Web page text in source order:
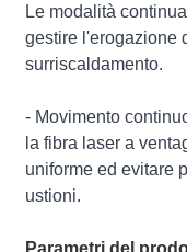
Le modalità
gestire l'erogazione
surriscaldamento.
- Movimento
la fibra laser a
uniforme ed evitare
ustioni.
Parametri del